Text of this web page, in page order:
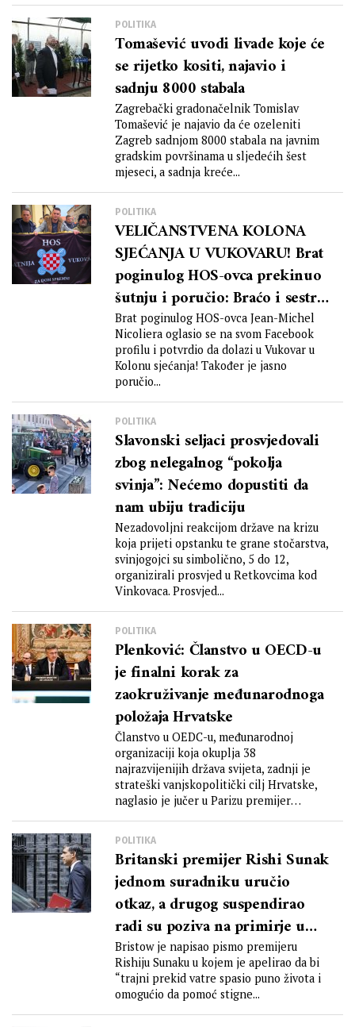
POLITIKA
Tomašević uvodi livade koje će
se rijetko kositi, najavio i
sadnju 8000 stabala
Zagrebački gradonačelnik Tomislav
Tomašević je najavio da će ozeleniti
Zagreb sadnjom 8000 stabala na javnim
gradskim površinama u sljedećih šest
mjeseci, a sadnja kreće...
POLITIKA
VELIČANSTVENA KOLONA
SJEĆANJA U VUKOVARU! Brat
poginulog HOS-ovca prekinuo
šutnju i poručio: Braćo i sestre,
uskoro ćemo biti zajedno u
Vukovaru!
Brat poginulog HOS-ovca Jean-Michel
Nicoliera oglasio se na svom Facebook
profilu i potvrdio da dolazi u Vukovar u
Kolonu sjećanja! Također je jasno
poručio...
POLITIKA
Slavonski seljaci prosvjedovali
zbog nelegalnog “pokolja
svinja”: Nećemo dopustiti da
nam ubiju tradiciju
Nezadovoljni reakcijom države na krizu
koja prijeti opstanku te grane stočarstva,
svinjogojci su simbolično, 5 do 12,
organizirali prosvjed u Retkovcima kod
Vinkovaca. Prosvjed...
POLITIKA
Plenković: Članstvo u OECD-u
je finalni korak za
zaokruživanje međunarodnoga
položaja Hrvatske
Članstvo u OEDC-u, međunarodnoj
organizaciji koja okuplja 38
najrazvijenijih država svijeta, zadnji je
strateški vanjskopolitički cilj Hrvatske,
naglasio je jučer u Parizu premijer
POLITIKA
Britanski premijer Rishi Sunak
jednom suradniku uručio
otkaz, a drugog suspendirao
radi su poziva na primirje u
Gazi
Bristow je napisao pismo premijeru
Rishiju Sunaku u kojem je apelirao da bi
“trajni prekid vatre spasio puno života i
omogućio da pomoć stigne...